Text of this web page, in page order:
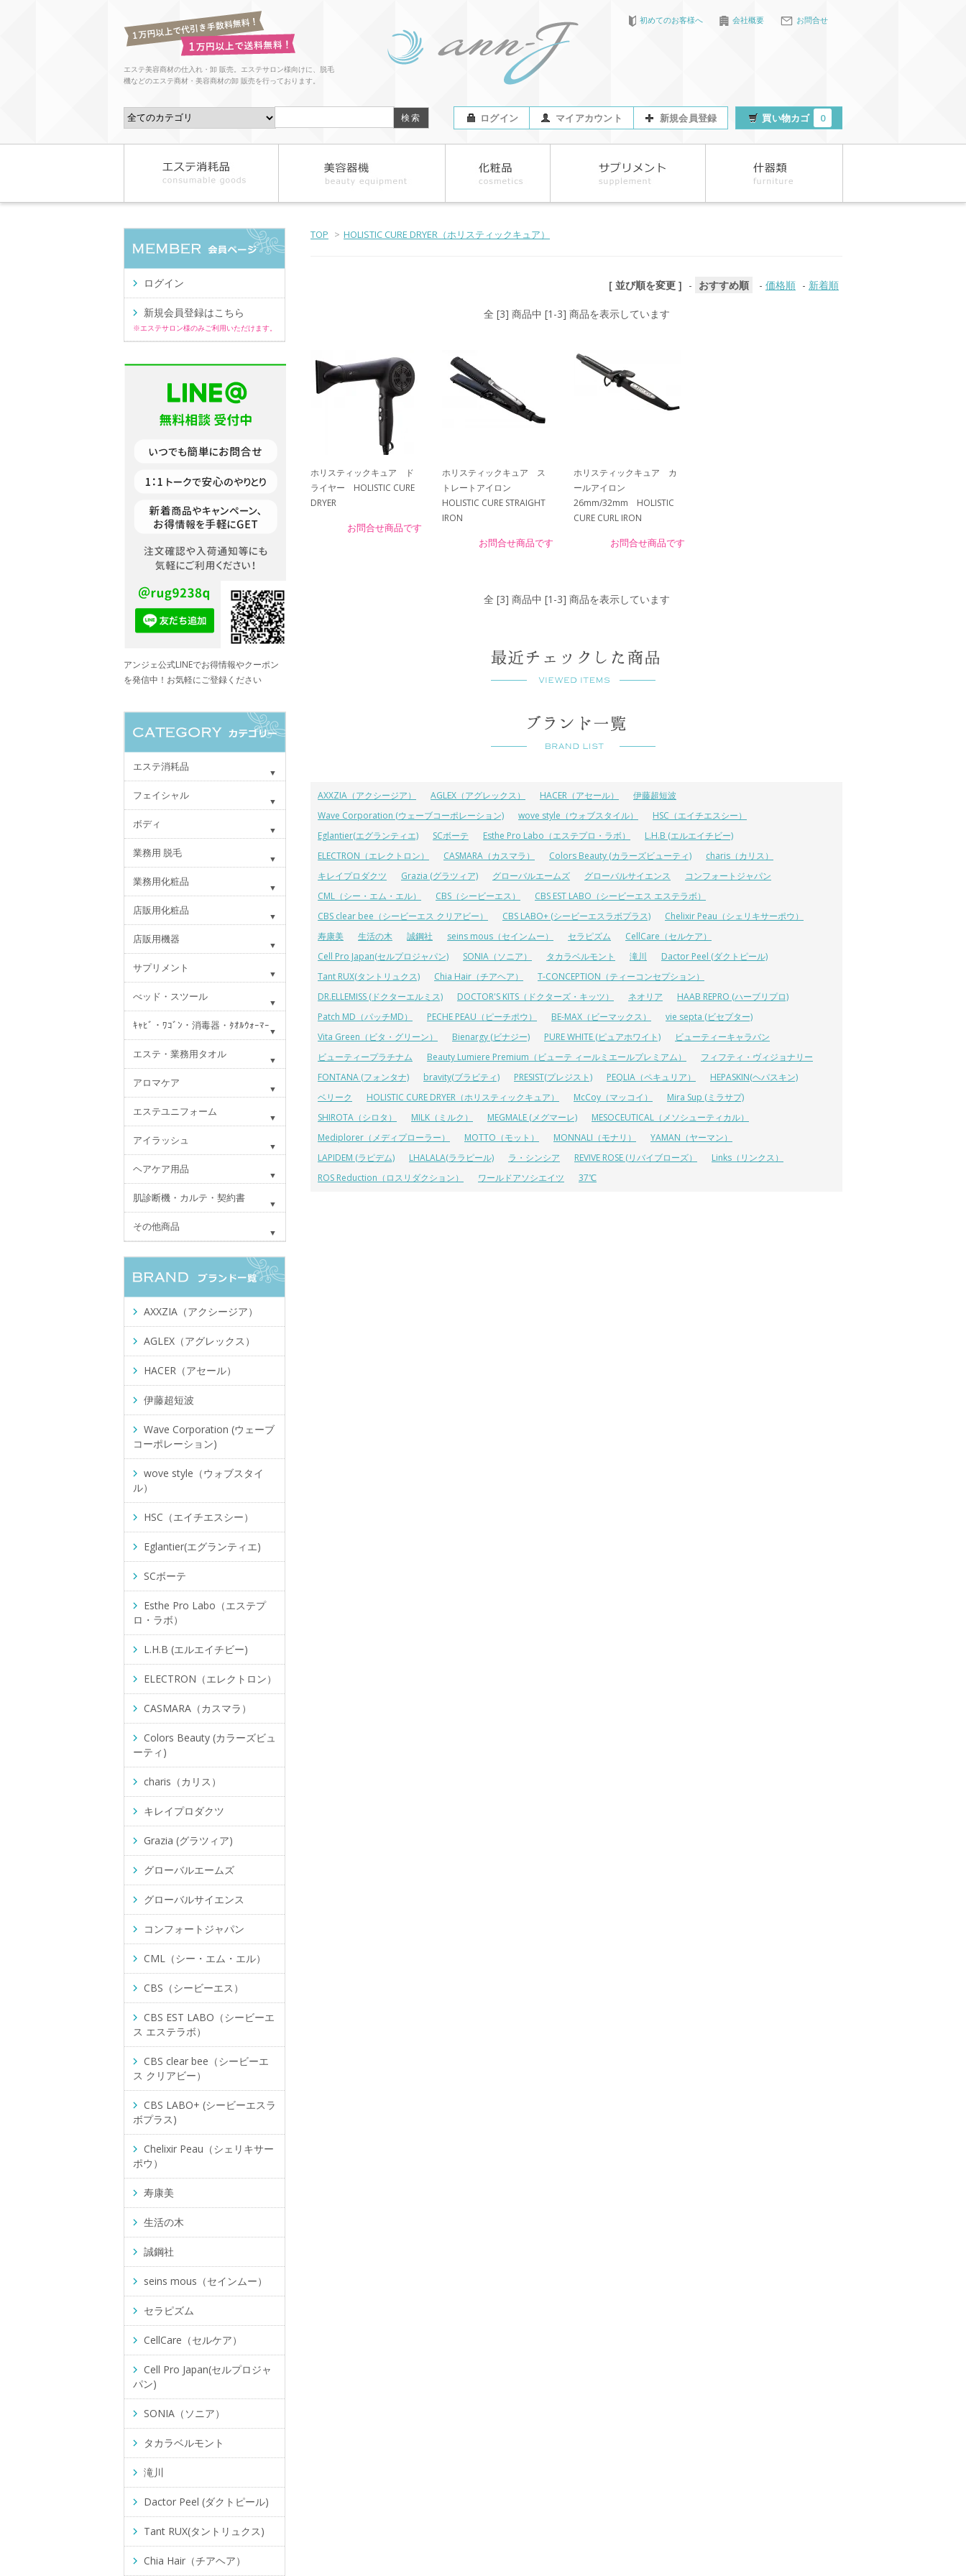
エステ美容商材の仕入れ・卸 販売。エステサロン様向けに、脱毛
機などのエステ商材・美容商材の卸 販売を行っております。
初めてのお客様へ 会社概要 お問合せ
ログイン マイアカウント 新規会員登録 買い物カゴ 0
TOP > HOLISTIC CURE DRYER（ホリスティックキュア）
[ 並び順を変更 ] - おすすめ順 - 価格順 - 新着順
全 [3] 商品中 [1-3] 商品を表示しています
ホリスティックキュア ド
ライヤー HOLISTIC CURE
DRYER
お問合せ商品です
ホリスティックキュア ス
トレートアイロン
HOLISTIC CURE STRAIGHT
IRON
お問合せ商品です
ホリスティックキュア カ
ールアイロン
26mm/32mm HOLISTIC
CURE CURL IRON
お問合せ商品です
全 [3] 商品中 [1-3] 商品を表示しています
AXXZIA（アクシージア） AGLEX（アグレックス） HACER（アセール）
伊藤超短波
Wave Corporation (ウェーブコーポレーション)
wove style（ウォブスタイル）
HSC（エイチエスシー）
Eglantier(エグランティエ)
SCボーテ Esthe Pro Labo（エステプロ・ラボ）
L.H.B (エルエイチビー)
ELECTRON（エレクトロン）
CASMARA（カスマラ） Colors Beauty (カラーズビューティ)
charis（カリス）
キレイプロダクツ
Grazia (グラツィア) グローバルエームズ グローバルサイエンス
コンフォートジャパン
CML（シー・エム・エル）
CBS（シービーエス）
CBS EST LABO（シービーエス エステラボ）
CBS clear bee（シービーエス クリアビー）
CBS LABO+ (シービーエスラボプラス)
Chelixir Peau（シェリキサーポウ）
寿康美
生活の木 誠鋼社 seins mous（セインムー） セラピズム
CellCare（セルケア）
Cell Pro Japan(セルプロジャパン)
SONIA（ソニア） タカラベルモント 滝川
Dactor Peel (ダクトピール)
Tant RUX(タントリュクス)
Chia Hair（チアヘア）
T-CONCEPTION（ティーコンセプション）
DR.ELLEMISS (ドクターエルミス)
DOCTOR'S KITS（ドクターズ・キッツ） ネオリア
HAAB REPRO (ハーブリプロ)
Patch MD（パッチMD）
PECHE PEAU（ピーチポウ） BE-MAX（ビーマックス）
vie septa (ビセプター)
Vita Green（ビタ・グリーン）
Bienargy (ビナジー) PURE WHITE (ピュアホワイト)
ビューティーキャラバン
ビューティープラチナム
Beauty Lumiere Premium（ビューテ ィールミエールプレミアム）
フィフティ・ヴィジョナリー
FONTANA (フォンタナ)
bravity(ブラビティ) PRESIST(プレジスト) PEQLIA（ペキュリア）
HEPASKIN(ヘパスキン)
ベリーク
HOLISTIC CURE DRYER（ホリスティックキュア） McCoy（マッコイ）
Mira Sup (ミラサプ)
SHIROTA（シロタ）
MILK（ミルク） MEGMALE (メグマーレ)
MESOCEUTICAL（メソシューティカル）
Mediplorer（メディプローラー）
MOTTO（モット） MONNALI（モナリ）
YAMAN（ヤーマン）
LAPIDEM (ラピデム)
LHALALA(ララピール) ラ・シンシア REVIVE ROSE (リバイブローズ）
Links（リンクス）
ROS Reduction（ロスリダクション）
ワールドアソシエイツ 37℃
ログイン
新規会員登録はこちら
※エステサロン様のみご利用いただけます。
アンジェ公式LINEでお得情報やクーポン
を発信中！お気軽にご登録ください
エステ消耗品
フェイシャル
ボディ
業務用 脱毛
業務用化粧品
店販用化粧品
店販用機器
サプリメント
べッド・スツール
ｷｬﾋﾞ・ﾜｺﾞﾝ・消毒器・ﾀｵﾙｳｫｰﾏｰ
エステ・業務用タオル
アロマケア
エステユニフォーム
アイラッシュ
ヘアケア用品
肌診断機・カルテ・契約書
その他商品
AXXZIA（アクシージア）
AGLEX（アグレックス）
HACER（アセール）
伊藤超短波
Wave Corporation (ウェーブ
コーポレーション)
wove style（ウォブスタイ
ル）
HSC（エイチエスシー）
Eglantier(エグランティエ)
SCボーテ
Esthe Pro Labo（エステプ
ロ・ラボ）
L.H.B (エルエイチビー)
ELECTRON（エレクトロン）
CASMARA（カスマラ）
Colors Beauty (カラーズビュ
ーティ)
charis（カリス）
キレイプロダクツ
Grazia (グラツィア)
グローバルエームズ
グローバルサイエンス
コンフォートジャパン
CML（シー・エム・エル）
CBS（シービーエス）
CBS EST LABO（シービーエ
ス エステラボ）
CBS clear bee（シービーエ
ス クリアビー）
CBS LABO+ (シービーエスラ
ボプラス)
Chelixir Peau（シェリキサー
ポウ）
寿康美
生活の木
誠鋼社
seins mous（セインムー）
セラピズム
CellCare（セルケア）
Cell Pro Japan(セルプロジャ
パン)
SONIA（ソニア）
タカラベルモント
滝川
Dactor Peel (ダクトピール)
Tant RUX(タントリュクス)
Chia Hair（チアヘア）